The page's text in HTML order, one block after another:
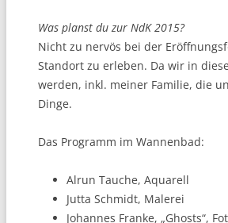
Was planst du zur NdK 2015?
Nicht zu nervös bei der
Standort zu erleben. Da wir in
werden, inkl. meiner Familie, die
Dinge.
Das Programm im Wannenbad:
Alrun Tauche, Aquarell
Jutta Schmidt, Malerei
Johannes Franke, „Ghosts“,